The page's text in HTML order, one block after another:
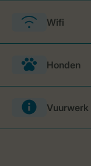
Wifi
Honden